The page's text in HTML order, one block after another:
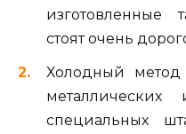
изготовленные
стоят очень
Холодный
специальных